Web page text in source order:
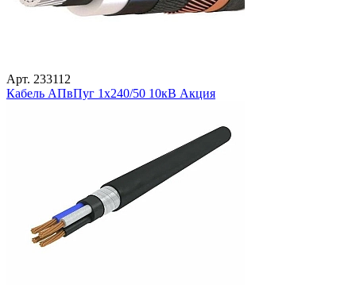
Арт. 233112
Кабель АПвПуг 1х240/50 10кВ Акция